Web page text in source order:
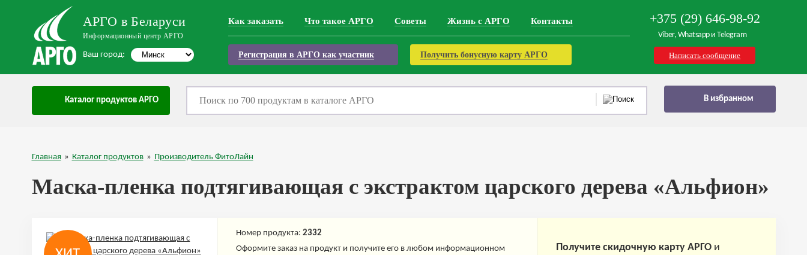
АРГО в Беларуси
Информационный центр АРГО
Ваш город:
Как заказать Что такое АРГО Советы Жизнь с АРГО Контакты
Регистрация в АРГО как участник Получить бонусную карту АРГО
+375 (29) 646-98-92
Viber, Whatsapp и Telegram
Написать сообщение
Каталог продуктов АРГО В избранном
Главная » Каталог продуктов » Производитель ФитоЛайн
Маска-пленка подтягивающая с экстрактом царского дерева «Альфион»
Номер продукта:2332
Оформите заказ на продукт и получите его в любом информационном
Получите скидочную карту АРГО и